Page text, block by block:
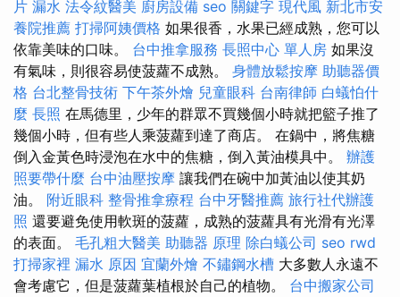
片 漏水 法令紋醫美 廚房設備 seo 關鍵字 現代風 新北市安
養院推薦 打掃阿姨價格 如果很香，水果已經成熟，您可以
依靠美味的口味。 台中推拿服務 長照中心 單人房 如果沒
有氣味，則很容易使菠蘿不成熟。 身體放鬆按摩 助聽器價
格 台北整骨技術 下午茶外燴 兒童眼科 台南律師 白蟻怕什
麼 長照 在馬德里，少年的群眾不買幾個小時就把籃子推了
幾個小時，但有些人乘菠蘿到達了商店。 在鍋中，將焦糖
倒入金黃色時浸泡在水中的焦糖，倒入黃油模具中。 辦護
照要帶什麼 台中油壓按摩 讓我們在碗中加黃油以使其奶
油。 附近眼科 整骨推拿療程 台中牙醫推薦 旅行社代辦護
照 還要避免使用軟斑的菠蘿，成熟的菠蘿具有光滑有光澤
的表面。 毛孔粗大醫美 助聽器 原理 除白蟻公司 seo rwd
打掃家裡 漏水 原因 宜蘭外燴 不鏽鋼水槽 大多數人永遠不
會考慮它，但是菠蘿葉植根於自己的植物。 台中搬家公司